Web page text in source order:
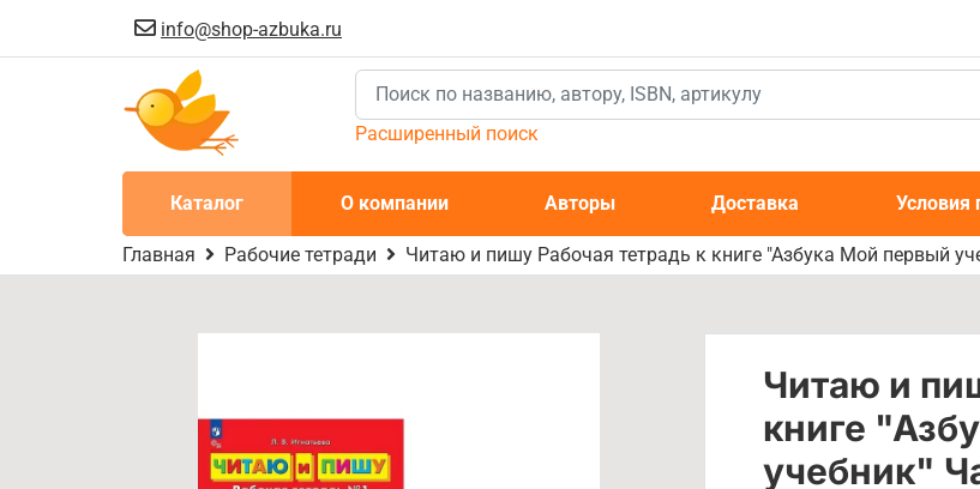
info@shop-azbuka.ru
Расширенный поиск
Каталог О компании Авторы Доставка Условия
Главная Рабочие тетради Читаю и пишу Рабочая тетрадь к книге "Азбука Мой первый
Читаю и
книге
учебник"